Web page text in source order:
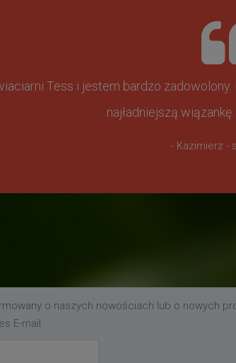
Tess i jestem bardzo
najładniejszą
- Kazimierz -
o naszych nowościach lub o nowych
E-mail